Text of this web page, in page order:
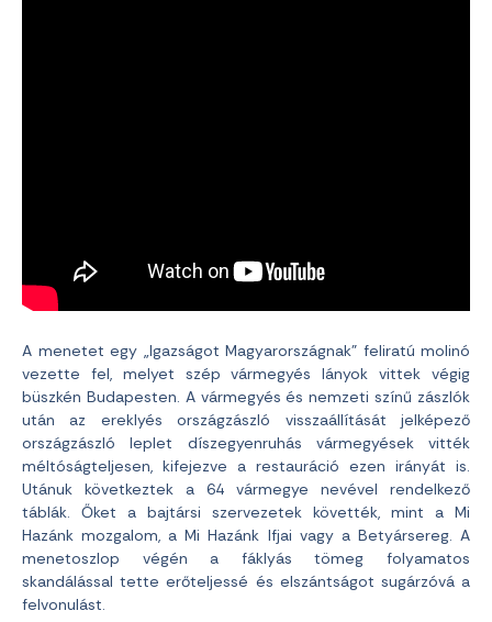
A menetet egy „Igazságot Magyarországnak” feliratú molinó
vezette fel, melyet szép vármegyés lányok vittek végig
büszkén Budapesten. A vármegyés és nemzeti színű zászlók
után az ereklyés országzászló visszaállítását jelképező
országzászló leplet díszegyenruhás vármegyések vitték
méltóságteljesen, kifejezve a restauráció ezen irányát is.
Utánuk következtek a 64 vármegye nevével rendelkező
táblák. Őket a bajtársi szervezetek követték, mint a Mi
Hazánk mozgalom, a Mi Hazánk Ifjai vagy a Betyársereg. A
menetoszlop végén a fáklyás tömeg folyamatos
skandálással tette erőteljessé és elszántságot sugárzóvá a
felvonulást.